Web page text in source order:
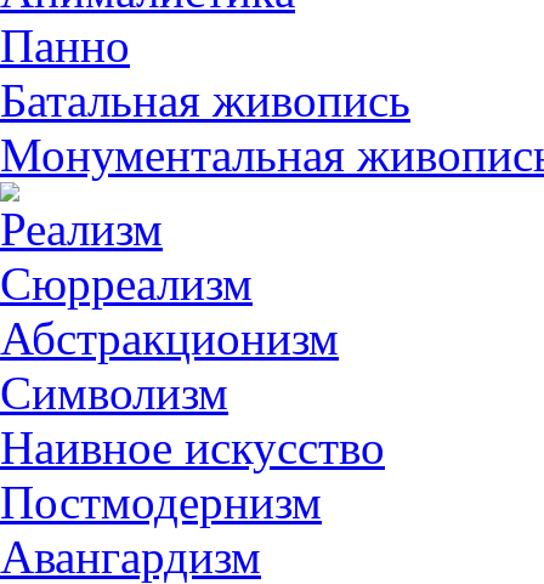
Панно
Батальная живопись
Монументальная
Реализм
Сюрреализм
Абстракционизм
Символизм
Наивное искусство
Постмодернизм
Авангардизм